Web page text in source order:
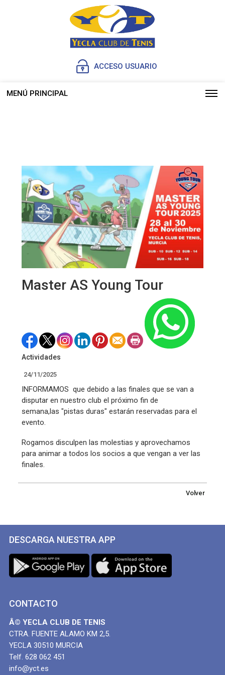
ACCESO USUARIO
MENÚ PRINCIPAL
Master AS Young Tour
Actividades
24/11/2025
INFORMAMOS que debido a las finales que se van a
disputar en nuestro club el próximo fin de
semana,las "pistas duras" estarán reservadas para el
evento.
Rogamos disculpen las molestias y aprovechamos
para animar a todos los socios a que vengan a ver las
finales.
Volver
DESCARGA NUESTRA APP
CONTACTO
Â© YECLA CLUB DE TENIS
CTRA. FUENTE ALAMO KM 2,5.
YECLA 30510 MURCIA
Telf. 628 062 451
info@yct.es